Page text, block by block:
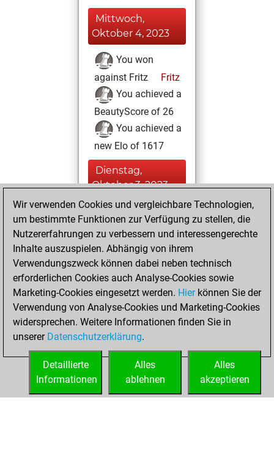
Mittwoch,
Oktober 4, 2023
You won
against Fritz
Fritz
You achieved a
BeautyScore of 26
You achieved a
new Elo of 1617
Dienstag,
Oktober 3, 2023
You created
your Fritz account
Fritz
Samstag,
September 30,
2023
You played 5
blitz games
Play
You scored +2
=1 -2 in blitz
Wir verwenden Cookies und vergleichbare Technologien,
um bestimmte Funktionen zur Verfügung zu stellen, die
Nutzererfahrungen zu verbessern und interessengerechte
Inhalte auszuspielen. Abhängig von ihrem
Verwendungszweck können dabei neben technisch
erforderlichen Cookies auch Analyse-Cookies sowie
Marketing-Cookies eingesetzt werden. Hierkönnen Sie der
Verwendung von Analyse-Cookies und Marketing-Cookies
widersprechen. Weitere Informationen finden Sie in
unserer Datenschutzerklärung.
Alles
akzeptieren
Alles
ablehnen
Detaillierte
Informationen